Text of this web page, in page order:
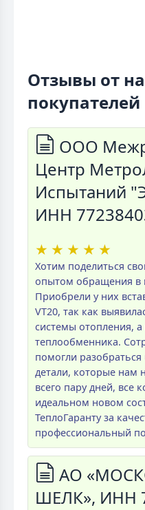
Отзывы от
покупателей
ООО
Центр
Испытаний
ИНН
★ ★ ★ ★ ★
Хотим поделиться
опытом обращения в
Приобрели у них
VT20, так как
системы отопления,
теплообменника.
помогли
детали, которые нам
всего пару дней,
идеальном новом
ТеплоГаранту за
профессиональный
АО
ШЕЛК», ИНН